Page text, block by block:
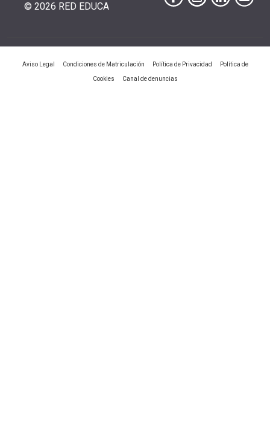
© 2026 RED EDUCA
Aviso Legal Condiciones de Matriculación Política de Privacidad Política de
Cookies Canal de denuncias